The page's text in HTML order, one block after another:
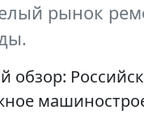
рынок
обзор: